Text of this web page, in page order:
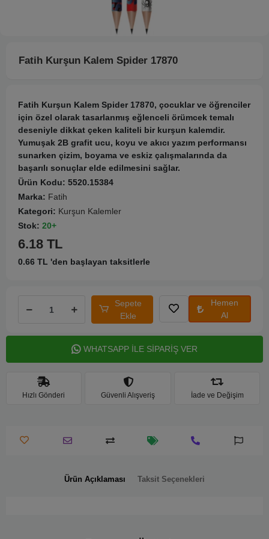
Fatih Kurşun Kalem Spider 17870
Fatih Kurşun Kalem Spider 17870, çocuklar ve öğrenciler
için özel olarak tasarlanmış eğlenceli örümcek temalı
deseniyle dikkat çeken kaliteli bir kurşun kalemdir.
Yumuşak 2B grafit ucu, koyu ve akıcı yazım performansı
sunarken çizim, boyama ve eskiz çalışmalarında da
başarılı sonuçlar elde edilmesini sağlar.
Ürün Kodu: 5520.15384
Marka: Fatih
Kategori: Kurşun Kalemler
Stok: 20+
6.18 TL
0.66 TL 'den başlayan taksitlerle
Sepete
Ekle
Hemen
Al
WHATSAPP İLE SİPARİŞ VER
Hızlı Gönderi Güvenli Alışveriş İade ve Değişim
Ürün Açıklaması Taksit Seçenekleri